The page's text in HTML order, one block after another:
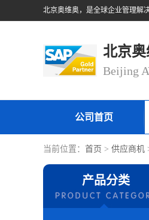
北京
Beijing
公司首页
当前位置： 首页 > 供应商机
产品分类